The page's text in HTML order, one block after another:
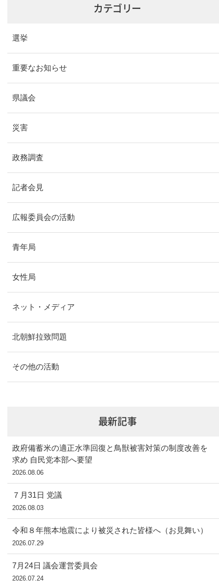
カテゴリー
選挙
重要なお知らせ
県議会
災害
政務調査
記者会見
広報委員会の活動
青年局
女性局
ネット・メディア
北朝鮮拉致問題
その他の活動
最新記事
政府備蓄米の適正水準回復と鳥獣被害対策の制度改善を
求め 自民党本部へ要望
2026.08.06
７月31日 党議
2026.08.03
令和８年熊本地震により被災された皆様へ（お見舞い）
2026.07.29
7月24日 議会運営委員会
2026.07.24